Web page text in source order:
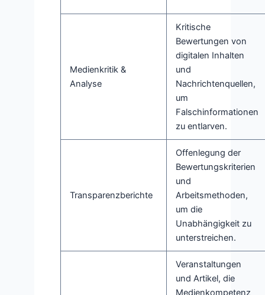
Medienkritik &
Analyse
Kritische
Bewertungen von
digitalen Inhalten
und
Nachrichtenquellen,
um
Falschinformationen
zu entlarven.
Transparenzberichte
Offenlegung der
Bewertungskriterien
und
Arbeitsmethoden,
um die
Unabhängigkeit zu
unterstreichen.
Veranstaltungen
und Artikel, die
Medienkompetenz